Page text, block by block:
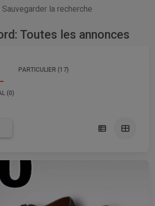
Sauvegarder la recherche
Toutes les annonces
PARTICULIER (17)
(0)